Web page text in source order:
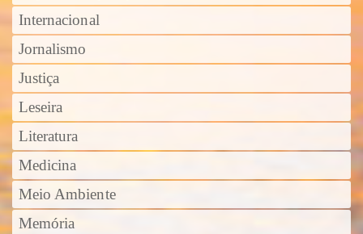
Internacional
Jornalismo
Justiça
Leseira
Literatura
Medicina
Meio Ambiente
Memória